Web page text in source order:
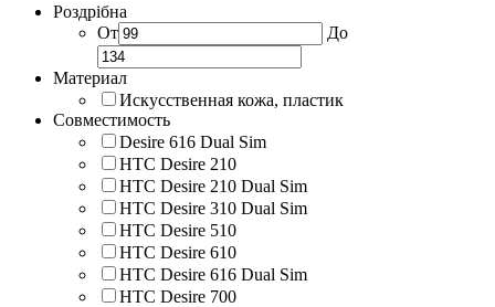
Роздрібна
От
До
Материал
Искусственная кожа, пластик
Совместимость
Desire 616 Dual Sim
HTC Desire 210
HTC Desire 210 Dual Sim
HTC Desire 310 Dual Sim
HTC Desire 510
HTC Desire 610
HTC Desire 616 Dual Sim
HTC Desire 700